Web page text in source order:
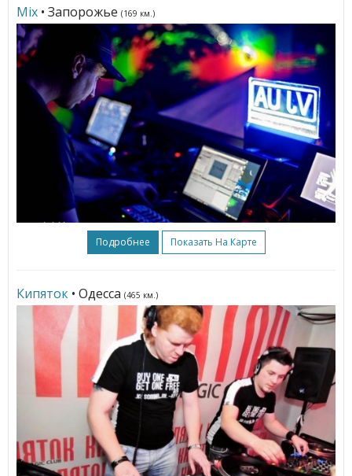
Mix • Запорожье (169 км.)
Подробнее Показать На Карте
Кипяток • Одесса (465 км.)